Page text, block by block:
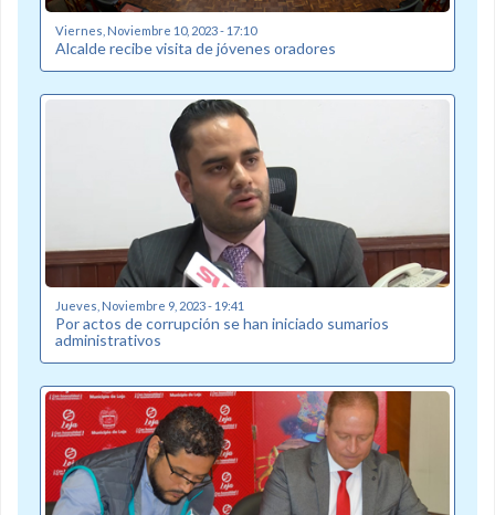
Viernes, Noviembre 10, 2023 - 17:10
Alcalde recibe visita de jóvenes oradores
Jueves, Noviembre 9, 2023 - 19:41
Por actos de corrupción se han iniciado sumarios
administrativos